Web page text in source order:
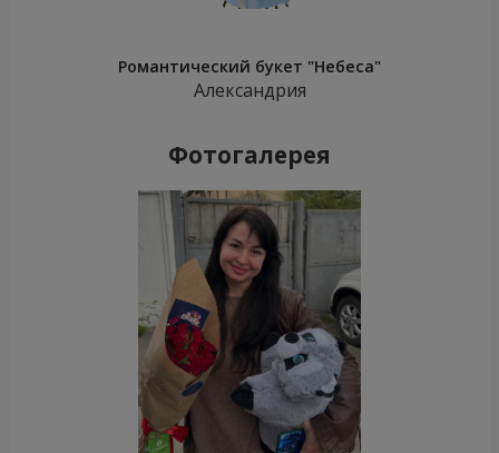
Романтический букет "Небеса"
Александрия
Фотогалерея